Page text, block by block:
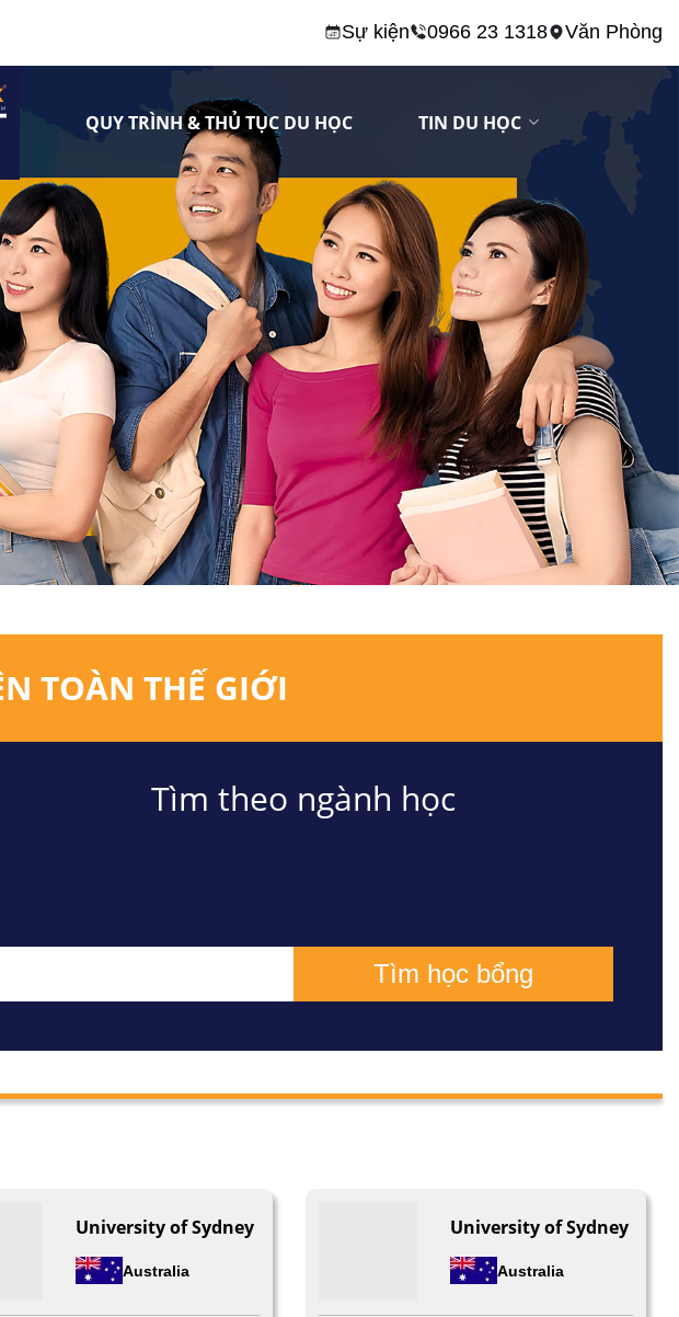
Sự kiện 0966 23 1318 Văn Phòng
QUY TRÌNH & THỦ TỤC DU HỌC TIN DU HỌC
TOÀN THẾ GIỚI
Tìm theo ngành học
Tìm học bổng
University of Sydney
Australia
University of Sydney
Australia